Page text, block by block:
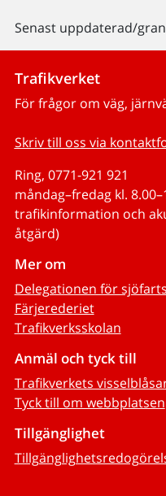
Senast uppdaterad/
Trafikverket
För frågor om väg,
Skriv till oss via
Ring, 0771-921 921
måndag–fredag kl.
trafikinformation och
åtgärd)
Mer om
Delegationen för
Färjerederiet
Trafikverksskolan
Anmäl och tyck till
Trafikverkets
Tyck till om webbplatsen
Tillgänglighet